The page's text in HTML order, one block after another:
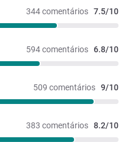
344 comentários 7.5/10
594 comentários 6.8/10
509 comentários 9/10
383 comentários 8.2/10